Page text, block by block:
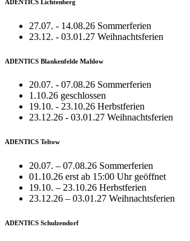
ADENTICS Lichtenberg
27.07. - 14.08.26 Sommerferien
23.12. - 03.01.27 Weihnachtsferien
ADENTICS Blankenfelde Mahlow
20.07. - 07.08.26 Sommerferien
1.10.26 geschlossen
19.10. - 23.10.26 Herbstferien
23.12.26 - 03.01.27 Weihnachtsferien
ADENTICS Teltow
20.07. – 07.08.26 Sommerferien
01.10.26 erst ab 15:00 Uhr geöffnet
19.10. – 23.10.26 Herbstferien
23.12.26 – 03.01.27 Weihnachtsferien
ADENTICS Schulzendorf